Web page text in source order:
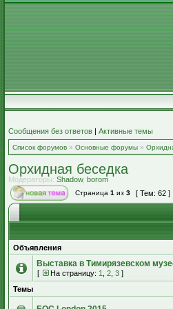
Сообщения без ответов | Активные темы
Список форумов » Основные форумы »
Орхидная беседка
Модераторы: Shadow, borom
Страница 1 из 3 [ Тем: 62 ]
Объявления
Выставка в Тимирязевском
[ На страницу: 1 2 3 ]
Темы